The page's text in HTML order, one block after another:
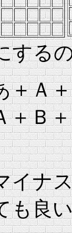
する
＋
＋
イナ
も良